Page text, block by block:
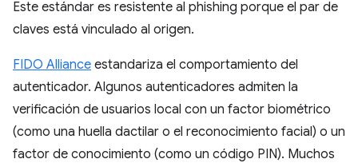
Este estándar es resistente al phishing porque el par de
claves está vinculado al origen.
FIDO Alliance estandariza el comportamiento del
autenticador. Algunos autenticadores admiten la
verificación de usuarios local con un factor biométrico
(como una huella dactilar o el reconocimiento facial) o un
factor de conocimiento (como un código PIN). Muchos